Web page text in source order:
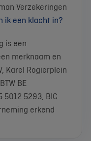
Verzekeringen
ik een klacht in?
is een
merknaam en
Karel Rogierplein
BE
5293, BIC
erkend